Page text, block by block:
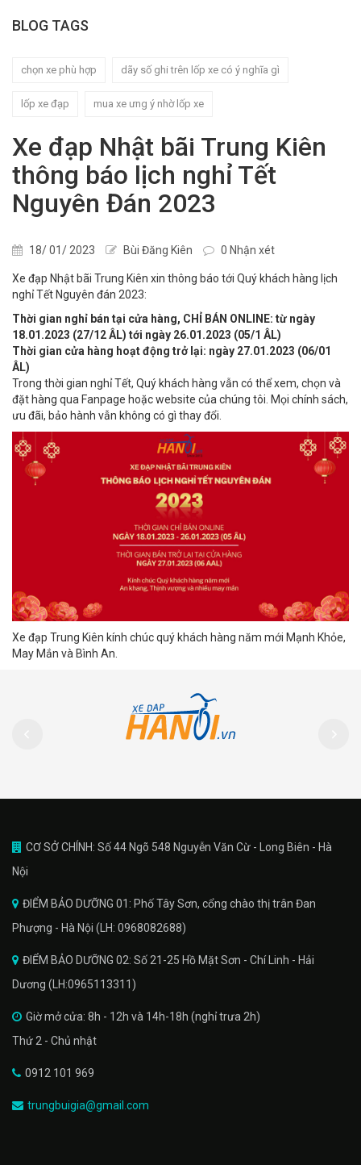
BLOG TAGS
chọn xe phù hợp dãy số ghi trên lốp xe có ý nghĩa gì
lốp xe đạp mua xe ưng ý nhờ lốp xe
Xe đạp Nhật bãi Trung Kiên
thông báo lịch nghỉ Tết
Nguyên Đán 2023
18/ 01/ 2023 Bùi Đăng Kiên 0 Nhận xét
Xe đạp Nhật bãi Trung Kiên xin thông báo tới Quý khách hàng lịch
nghỉ Tết Nguyên đán 2023:
Thời gian nghỉ bán tại cửa hàng, CHỈ BÁN ONLINE: từ ngày
18.01.2023 (27/12 ÂL) tới ngày 26.01.2023 (05/1 ÂL)
Thời gian cửa hàng hoạt động trở lại: ngày 27.01.2023 (06/01
ÂL)
Trong thời gian nghỉ Tết, Quý khách hàng vẫn có thể xem, chọn và
đặt hàng qua Fanpage hoặc website của chúng tôi. Mọi chính sách,
ưu đãi, bảo hành vẫn không có gì thay đổi.
Xe đạp Trung Kiên kính chúc quý khách hàng năm mới Mạnh Khỏe,
May Mắn và Bình An.
CƠ SỞ CHÍNH: Số 44 Ngõ 548 Nguyễn Văn Cừ - Long Biên - Hà
Nội
ĐIỂM BẢO DƯỠNG 01: Phố Tây Sơn, cổng chào thị trân Đan
Phượng - Hà Nội (LH: 0968082688)
ĐIỂM BẢO DƯỠNG 02: Số 21-25 Hồ Mặt Sơn - Chí Linh - Hải
Dương (LH:0965113311)
Giờ mở cửa: 8h - 12h và 14h-18h (nghỉ trưa 2h)
Thứ 2 - Chủ nhật
0912 101 969
trungbuigia@gmail.com